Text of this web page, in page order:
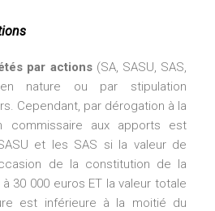
par actions(SA, SASU, SAS,
nature ou par stipulation
Cependant, par dérogation à la
commissaire aux apports est
et les SAS si la valeur de
de la constitution de la
30 000 euros ET la valeur totale
est inférieure à la moitié du